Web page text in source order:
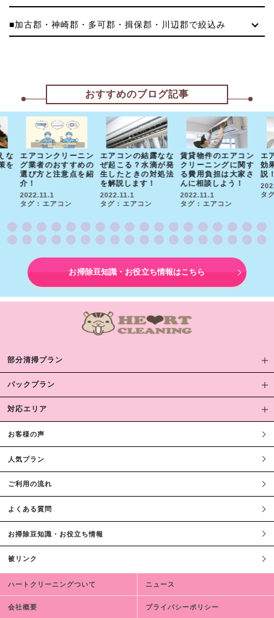
■加古郡・神崎郡・多可郡・揖保郡・川辺郡で絞込み
おすすめのブログ記事
な
を
エアコンクリーニン
グ業者のおすすめの
選び方と注意点を紹
介！
2022.11.1
タグ : エアコン
エアコンの結露なな
ぜ起こる？水滴が発
生したときの対処法
を解説します！
2022.11.1
タグ : エアコン
賃貸物件のエアコン
クリーニングに関す
る費用負担は大家さ
んに相談しよう！
2022.11.1
タグ : エアコン
エ
効
説
タ
お掃除豆知識・お役立ち情報はこちら
部分清掃プラン
パックプラン
対応エリア
お客様の声
人気プラン
ご利用の流れ
よくある質問
お掃除豆知識・お役立ち情報
被リンク
ハートクリーニングついて ニュース
会社概要 プライバシーポリシー